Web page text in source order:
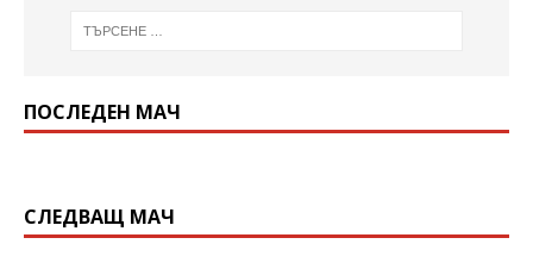
ПОСЛЕДЕН МАЧ
СЛЕДВАЩ МАЧ